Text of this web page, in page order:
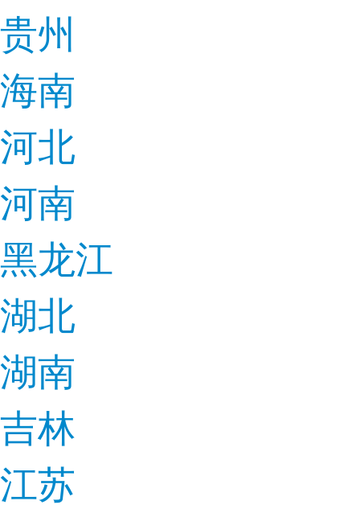
贵州
海南
河北
河南
黑龙江
湖北
湖南
吉林
江苏